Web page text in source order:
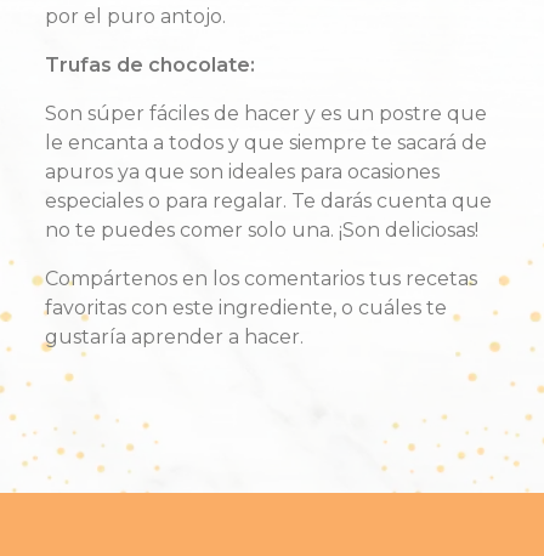
por el puro antojo.
Trufas de chocolate:
Sonsúper fáciles de hacer y es un postre que
le encanta a todos y que siempre tesacará de
apuros ya que son ideales para ocasiones
especiales o para regalar. Te darás cuenta que
no te puedes comer solo una. ¡Son deliciosas!
Compártenos en los comentarios tus recetas
favoritas con este ingrediente, o cuáles te
gustaría aprender a hacer.